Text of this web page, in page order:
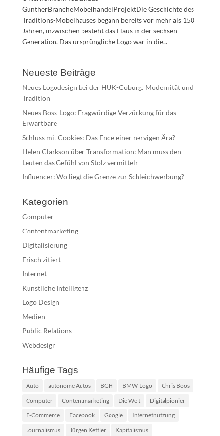
GüntherBrancheMöbelhandelProjektDie Geschichte des
Traditions-Möbelhauses begann bereits vor mehr als 150
Jahren, inzwischen besteht das Haus in der sechsen
Generation. Das ursprüngliche Logo war in die...
Neueste Beiträge
Neues Logodesign bei der HUK-Coburg: Modernität und
Tradition
Neues Boss-Logo: Fragwürdige Verzückung für das
Erwartbare
Schluss mit Cookies: Das Ende einer nervigen Ära?
Helen Clarkson über Transformation: Man muss den
Leuten das Gefühl von Stolz vermitteln
Influencer: Wo liegt die Grenze zur Schleichwerbung?
Kategorien
Computer
Contentmarketing
Digitalisierung
Frisch zitiert
Internet
Künstliche Intelligenz
Logo Design
Medien
Public Relations
Webdesign
Häufige Tags
Auto autonome Autos BGH BMW-Logo
Chris Boos
Computer
Contentmarketing Die Welt
Digitalpionier
E-Commerce
Facebook Google
Internetnutzung
Journalismus
Jürgen Kettler
Kapitalismus